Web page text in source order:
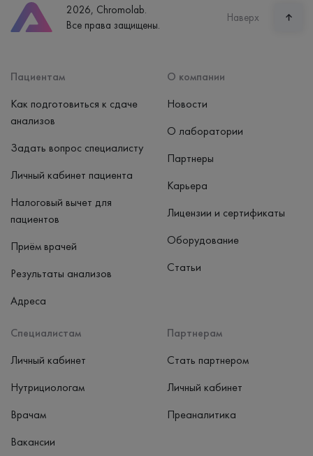
Часы работы
пн-вс: 7:30-15:00
2026, Chromolab.
Все права защищены.
Наверх
Пациентам
Как подготовиться к сдаче
анализов
Задать вопрос специалисту
Личный кабинет пациента
Налоговый вычет для
пациентов
Приём врачей
Результаты анализов
Адреса
Специалистам
Личный кабинет
Нутрициологам
Врачам
Вакансии
Партнерам
Стать партнером
Личный кабинет
Преаналитика
О компании
Новости
О лаборатории
Партнеры
Карьера
Лицензии и сертификаты
Оборудование
Статьи